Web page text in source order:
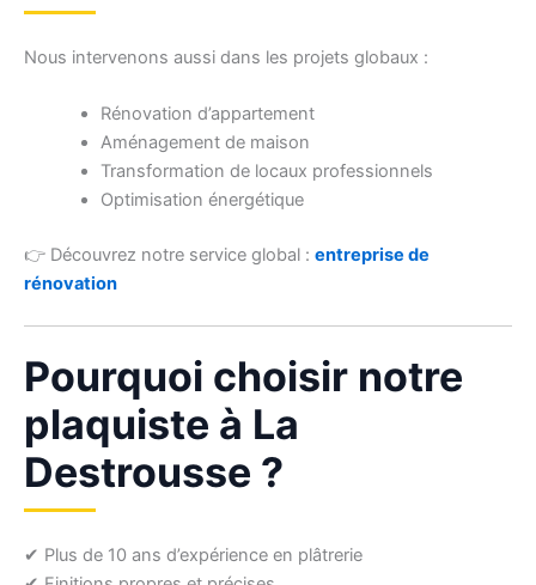
Nous intervenons aussi dans les projets globaux :
Rénovation d’appartement
Aménagement de maison
Transformation de locaux professionnels
Optimisation énergétique
👉 Découvrez notre service global : entreprise de
rénovation
Pourquoi choisir notre
plaquiste à La
Destrousse ?
✔ Plus de 10 ans d’expérience en plâtrerie